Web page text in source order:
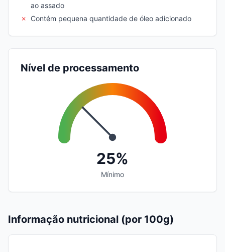
ao assado
✗
Contém pequena quantidade de óleo adicionado
Nível de processamento
25%
Mínimo
Informação nutricional (por 100g)